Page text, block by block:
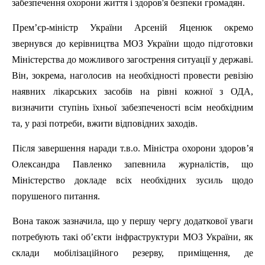
забезпечення охорони життя і здоров'я безпеки громадян.
Прем’єр-міністр України Арсеній Яценюк окремо
звернувся до керівництва МОЗ України щодо підготовки
Міністерства до можливого загострення ситуації у державі.
Він, зокрема, наголосив на необхідності провести ревізію
наявних лікарських засобів на рівні кожної з ОДА,
визначити ступінь їхньої забезпеченості всім необхідним
та, у разі потреби, вжити відповідних заходів.
Після завершення наради т.в.о. Міністра охорони здоров’я
Олександра Павленко запевнила журналістів, що
Міністерство докладе всіх необхідних зусиль щодо
порушеного питання.
Вона також зазначила, що у першу чергу додаткової уваги
потребують такі об’єкти інфраструктури МОЗ України, як
склади мобілізаційного резерву, приміщення, де